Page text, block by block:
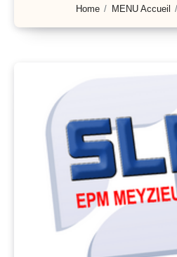
Home MENU Accueil